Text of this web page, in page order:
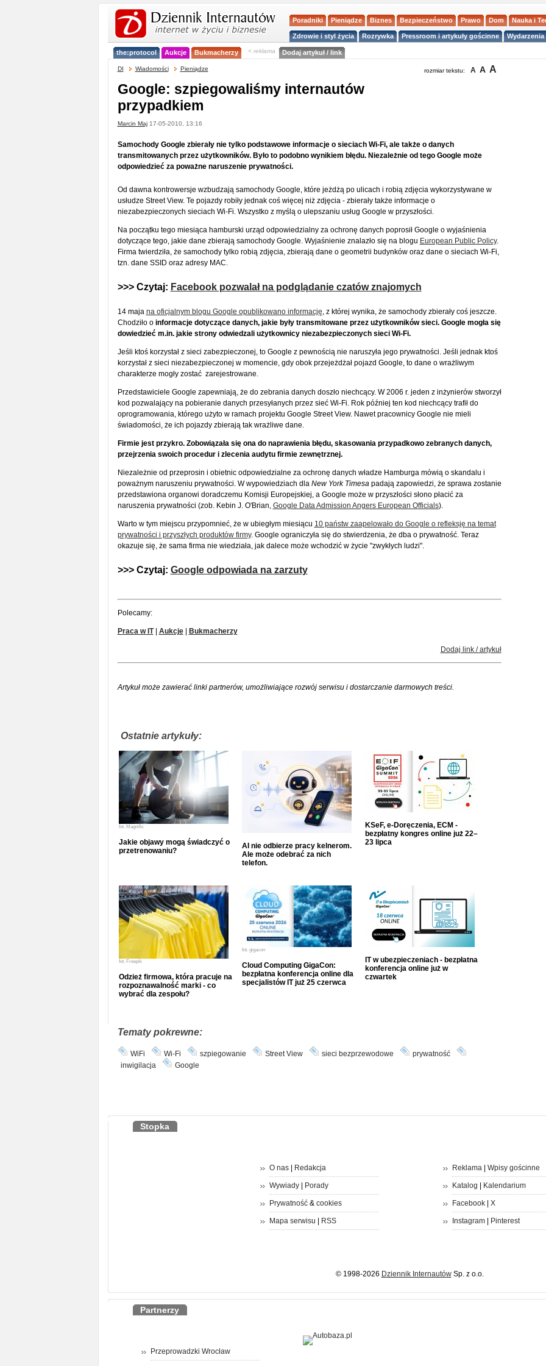
Poradniki Pieniądze Biznes Bezpieczeństwo Prawo Dom Nauka i
Zdrowie i styl życia Rozrywka Pressroom i artykuły gościnne
the:protocol Aukcje Bukmacherzy < reklama Dodaj artykuł / link
DI Wiadomości Pieniądze rozmiar tekstu: A A A
Google: szpiegowaliśmy internautów
przypadkiem
Marcin Maj17-05-2010, 13:16
Samochody Google zbierały nie tylko podstawowe informacje o sieciach Wi-Fi, ale także o danych
transmitowanych przez użytkowników. Było to podobno wynikiem błędu. Niezależnie od tego Google może
odpowiedzieć za poważne naruszenie prywatności.
Od dawna kontrowersje wzbudzają samochody Google, które jeżdżą po ulicach i robią zdjęcia wykorzystywane w
usłudze Street View. Te pojazdy robiły jednak coś więcej niż zdjęcia - zbierały także informacje o
niezabezpieczonych sieciach Wi-Fi. Wszystko z myślą o ulepszaniu usług Google w przyszłości.
Na początku tego miesiąca hamburski urząd odpowiedzialny za ochronę danych poprosił Google o wyjaśnienia
dotyczące tego, jakie dane zbierają samochody Google. Wyjaśnienie znalazło się na blogu European Public Policy.
Firma twierdziła, że samochody tylko robią zdjęcia, zbierają dane o geometrii budynków oraz dane o sieciach Wi-Fi,
tzn. dane SSID oraz adresy MAC.
>>> Czytaj: Facebook pozwalał na podglądanie czatów znajomych
14 maja na oficjalnym blogu Google opublikowano informację, z której wynika, że samochody zbierały coś jeszcze.
Chodziło oinformacje dotyczące danych, jakie były transmitowane przez użytkowników sieci. Google mogła się
dowiedzieć m.in. jakie strony odwiedzali użytkownicy niezabezpieczonych sieci Wi-Fi.
Jeśli ktoś korzystał z sieci zabezpieczonej, to Google z pewnością nie naruszyła jego prywatności. Jeśli jednak ktoś
korzystał z sieci niezabezpieczonej w momencie, gdy obok przejeżdżał pojazd Google, to dane o wrażliwym
charakterze mogły zostać zarejestrowane.
Przedstawiciele Google zapewniają, że do zebrania danych doszło niechcący. W 2006 r. jeden z inżynierów stworzył
kod pozwalający na pobieranie danych przesyłanych przez sieć Wi-Fi. Rok później ten kod niechcący trafił do
oprogramowania, którego użyto w ramach projektu Google Street View. Nawet pracownicy Google nie mieli
świadomości, że ich pojazdy zbierają tak wrażliwe dane.
Firmie jest przykro. Zobowiązała się ona do naprawienia błędu, skasowania przypadkowo zebranych danych,
przejrzenia swoich procedur i zlecenia audytu firmie zewnętrznej.
Niezależnie od przeprosin i obietnic odpowiedzialne za ochronę danych władze Hamburga mówią o skandalu i
poważnym naruszeniu prywatności. W wypowiedziach dla New York Timesapadają zapowiedzi, że sprawa zostanie
przedstawiona organowi doradczemu Komisji Europejskiej, a Google może w przyszłości słono płacić za
naruszenia prywatności (zob. Kebin J. O'Brian, Google Data Admission Angers European Officials).
Warto w tym miejscu przypomnieć, że w ubiegłym miesiącu 10 państw zaapelowało do Google o refleksję na temat
prywatności i przyszłych produktów firmy. Google ograniczyła się do stwierdzenia, że dba o prywatność. Teraz
okazuje się, że sama firma nie wiedziała, jak dalece może wchodzić w życie "zwykłych ludzi".
>>> Czytaj: Google odpowiada na zarzuty
Polecamy:
Praca w IT| Aukcje| Bukmacherzy
Dodaj link / artykuł
Artykuł może zawierać linki partnerów, umożliwiające rozwój serwisu i dostarczanie darmowych treści.
Ostatnie artykuły:
fot. Magnific
Jakie objawy mogą świadczyć o
przetrenowaniu?
AI nie odbierze pracy kelnerom.
Ale może odebrać za nich
telefon.
KSeF, e-Doręczenia, ECM -
bezpłatny kongres online już 22–
23 lipca
fot. Freepik
Odzież firmowa, która pracuje na
rozpoznawalność marki - co
wybrać dla zespołu?
fot. gigacon
Cloud Computing GigaCon:
bezpłatna konferencja online dla
specjalistów IT już 25 czerwca
IT w ubezpieczeniach - bezpłatna
konferencja online już w
czwartek
Tematy pokrewne:
WiFi Wi-Fi szpiegowanie Street View sieci bezprzewodowe
prywatność
inwigilacja
Google
Stopka
O nas| Redakcja
Wywiady| Porady
Prywatność& cookies
Mapa serwisu RSS
Reklama| Wpisy gościnne
Katalog Kalendarium
Facebook| X
Instagram| Pinterest
© 1998-2026 Dziennik InternautówSp. z o.o.
Partnerzy
Przeprowadzki Wrocław